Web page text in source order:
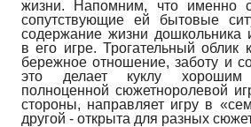
жизни. Напомним, что именно
сопутствующие ей бытовые
содержание жизни дошкольника
в его игре. Трогательный облик
бережное отношение, заботу и
это делает куклу хорошим
полноценной сюжетно­ролевой
стороны, направляет игру в
другой - открыта для разных